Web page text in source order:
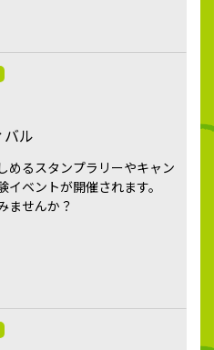
めるスタンプラリーやキャン
ベントが開催されます。
ませんか？